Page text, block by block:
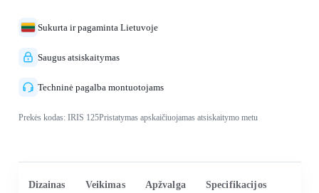
Sukurta ir pagaminta Lietuvoje
Saugus atsiskaitymas
Techninė pagalba montuotojams
Prekės kodas: IRIS 125Pristatymas apskaičiuojamas atsiskaitymo metu
Dizainas Veikimas Apžvalga Specifikacijos